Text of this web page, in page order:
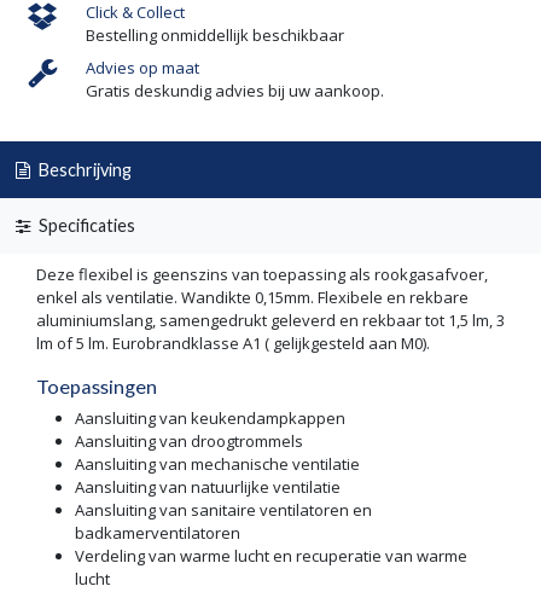
Click & Collect
Bestelling onmiddellijk beschikbaar
Advies op maat
Gratis deskundig advies bij uw aankoop.
Beschrijving
Specificaties
Deze flexibel is geenszins van toepassing als rookgasafvoer,
enkel als ventilatie. Wandikte 0,15mm. Flexibele en rekbare
aluminiumslang, samengedrukt geleverd en rekbaar tot 1,5 lm, 3
lm of 5 lm. Eurobrandklasse A1 ( gelijkgesteld aan M0).
Toepassingen
Aansluiting van keukendampkappen
Aansluiting van droogtrommels
Aansluiting van mechanische ventilatie
Aansluiting van natuurlijke ventilatie
Aansluiting van sanitaire ventilatoren en
badkamerventilatoren
Verdeling van warme lucht en recuperatie van warme
lucht